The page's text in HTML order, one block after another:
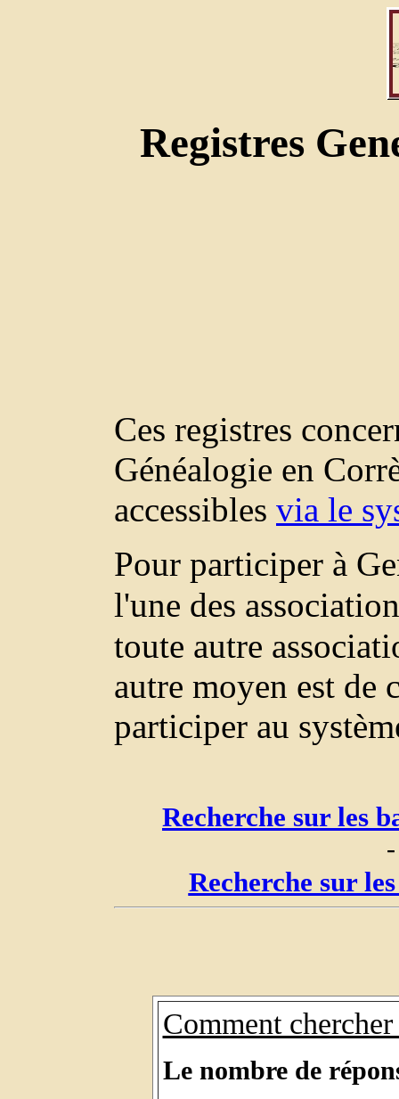
Registres
Ces registres
Généalogie en
accessibles via le
Pour participer à
l'une des
toute autre
autre moyen est de
participer au
Recherche sur les
-
Recherche sur
Comment
Le nombre de